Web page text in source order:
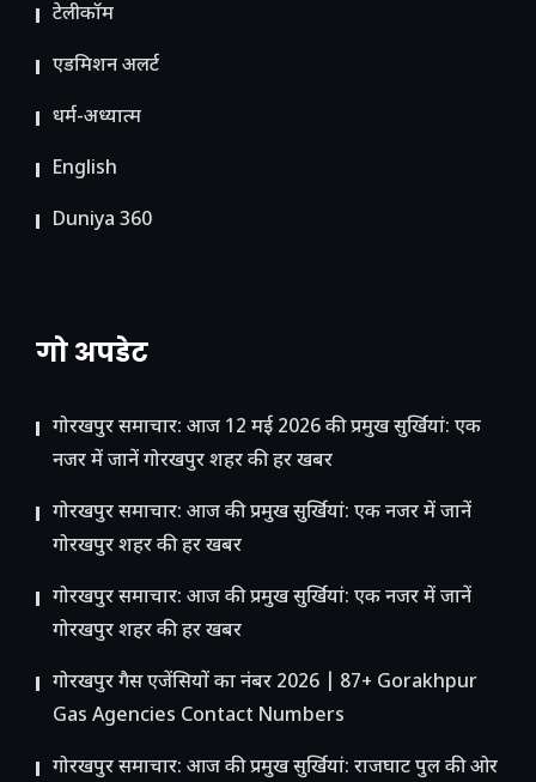
टेलीकॉम
ए​डमिशन अलर्ट
धर्म-अध्यात्म
English
Duniya 360
गो अपडेट
गोरखपुर समाचार: आज 12 मई 2026 की प्रमुख सुर्खियां: एक
नजर में जानें गोरखपुर शहर की हर खबर
गोरखपुर समाचार: आज की प्रमुख सुर्खियां: एक नजर में जानें
गोरखपुर शहर की हर खबर
गोरखपुर समाचार: आज की प्रमुख सुर्खियां: एक नजर में जानें
गोरखपुर शहर की हर खबर
गोरखपुर गैस एजेंसियों का नंबर 2026 | 87+ Gorakhpur
Gas Agencies Contact Numbers
गोरखपुर समाचार: आज की प्रमुख सुर्खियां: राजघाट पुल की ओर